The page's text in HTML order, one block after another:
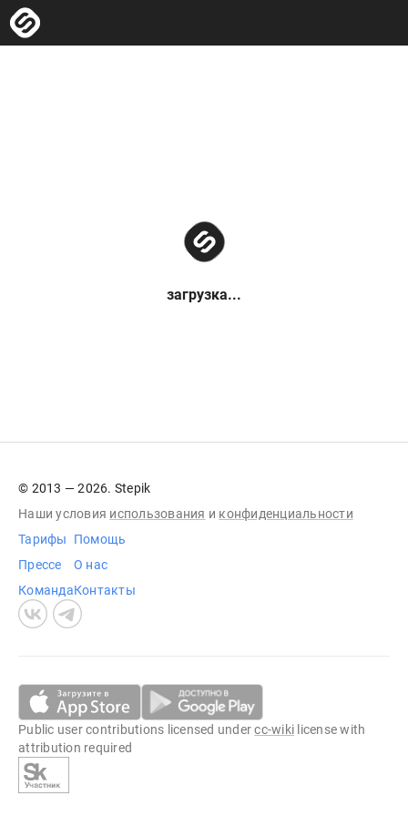
загрузка...
© 2013 — 2026. Stepik
Наши условия использования и конфиденциальности
Тарифы
Прессе
Команда
Помощь
О нас
Контакты
Public user contributions licensed undercc-wiki license with
attribution required